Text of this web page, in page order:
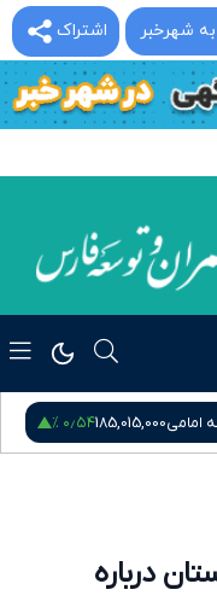
اشتراک شهرخبر